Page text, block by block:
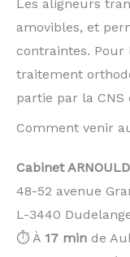
Les aligneurs
amovibles, et
contraintes. Pour
traitement
partie par la
Comment venir
Cabinet
48-52 avenue
L-3440
⏱️ À 17 min de